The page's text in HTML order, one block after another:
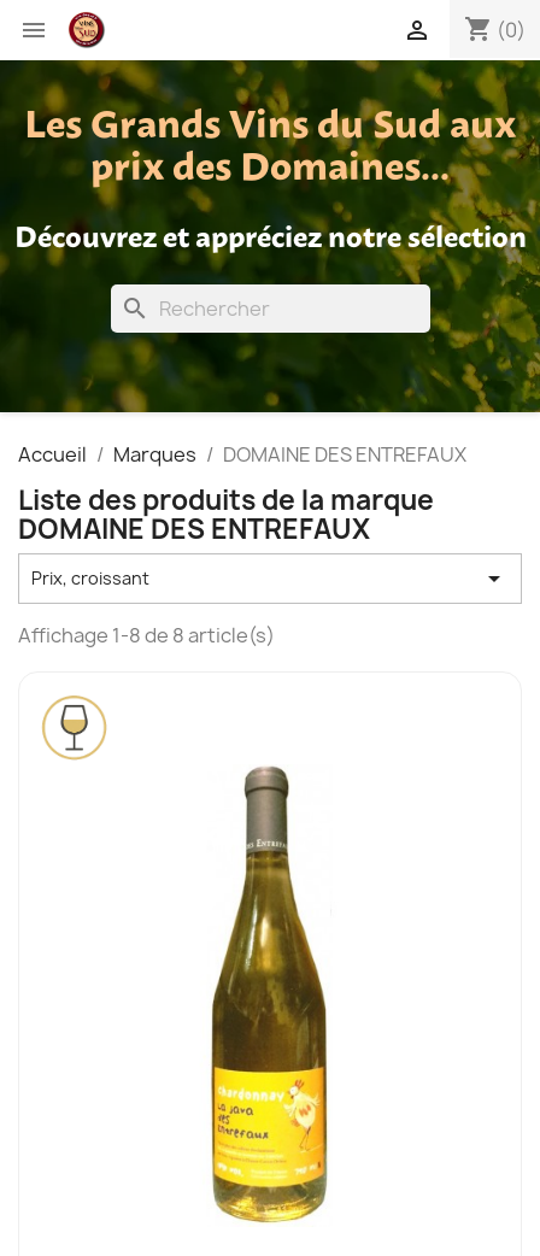
 shopping_cart (0)

Les Grands Vins du Sud aux
prix des Domaines...
Découvrez et appréciez notre sélection
search
Accueil Marques DOMAINE DES ENTREFAUX
Liste des produits de la marque
DOMAINE DES ENTREFAUX
Prix, croissant 
Affichage 1-8 de 8 article(s)